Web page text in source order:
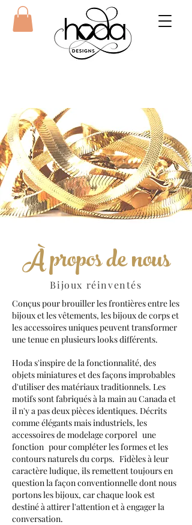
À propos de nous
Bijoux réinventés
Conçus pour brouiller les frontières entre les
bijoux et les vêtements, les bijoux de corps et
les accessoires uniques peuvent transformer
une tenue en plusieurs looks différents.
Hoda s'inspire de la fonctionnalité, des
objets miniatures et des façons improbables
d'utiliser des matériaux traditionnels. Les
motifs sont fabriqués à la main au Canada et
il n'y a pas deux pièces identiques. Décrits
comme élégants mais industriels, les
accessoires de modelage corporel une
fonction pour compléter les formes et les
contours naturels du corps. Fidèles à leur
caractère ludique, ils remettent toujours en
question la façon conventionnelle dont nous
portons les bijoux, car chaque look est
destiné à attirer l'attention et à engager la
conversation.